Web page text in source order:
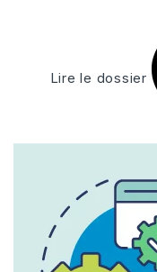
Lire le dossier